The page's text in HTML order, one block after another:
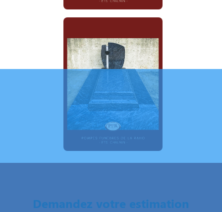
Demandez votre estimation